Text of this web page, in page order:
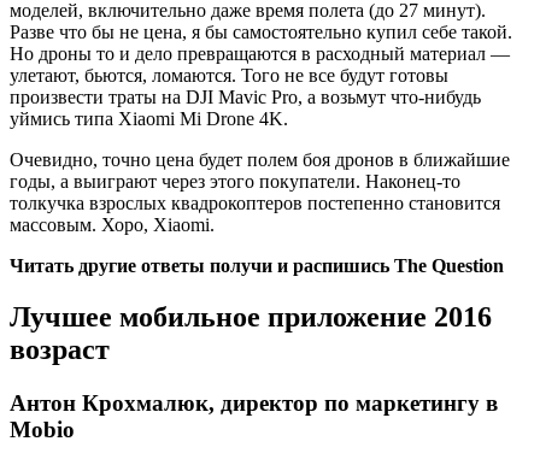
моделей, включительно даже время полета (до 27 минут).
Разве что бы не цена, я бы самостоятельно купил себе такой.
Но дроны то и дело превращаются в расходный материал —
улетают, бьются, ломаются. Того не все будут готовы
произвести траты на DJI Mavic Pro, а возьмут что-нибудь
уймись типа Xiaomi Mi Drone 4K.
Очевидно, точно цена будет полем боя дронов в ближайшие
годы, а выиграют через этого покупатели. Наконец-то
толкучка взрослых квадрокоптеров постепенно становится
массовым. Хоро, Xiaomi.
Читать другие ответы получи и распишись The Question
Лучшее мобильное приложение 2016
возраст
Антон Крохмалюк, директор по маркетингу в
Mobio